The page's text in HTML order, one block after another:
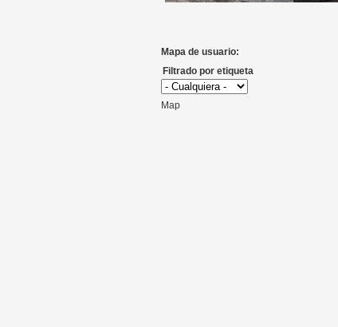
Mapa de usuario:
Filtrado por etiqueta
Map